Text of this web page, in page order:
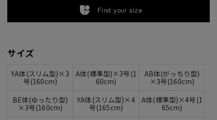
Find your size
サイズ
YA体(スリム型)×3
号(160cm)
A体(標準型)×3号(1
60cm)
AB体(がっちり型)
×3号(160cm)
BE体(ゆったり型)
×3号(160cm)
YA体(スリム型)×4
号(165cm)
A体(標準型)×4号(1
65cm)